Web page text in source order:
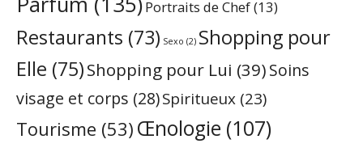
Portraits de Chef(13)
Restaurants (73) Sexo (2) Shopping pour
Elle (75)Shopping pour Lui (39)Soins
visage et corps (28)Spiritueux (23)
Tourisme (53) Œnologie (107)